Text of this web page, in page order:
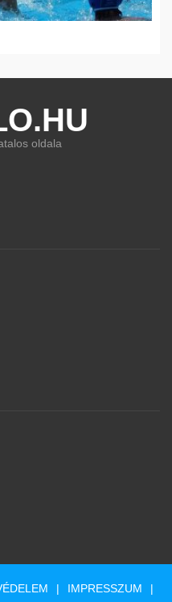
oldala
IMPRESSZUM